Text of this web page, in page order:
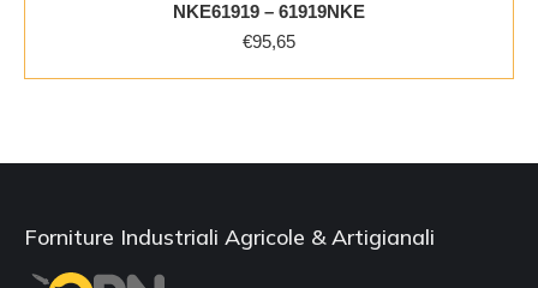
NKE61919 – 61919NKE
€95,65
Forniture Industriali Agricole & Artigianali